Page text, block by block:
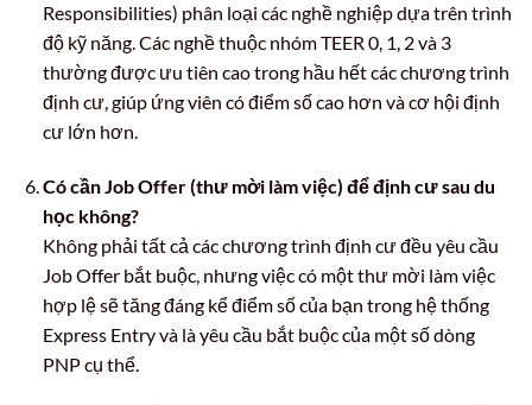
Responsibilities) phân loại các nghề nghiệp dựa trên trình
độ kỹ năng. Các nghề thuộc nhóm TEER 0, 1, 2 và 3
thường được ưu tiên cao trong hầu hết các chương trình
định cư, giúp ứng viên có điểm số cao hơn và cơ hội định
cư lớn hơn.
Có cần Job Offer (thư mời làm việc) để định cư sau du
học không?
Không phải tất cả các chương trình định cư đều yêu cầu
Job Offer bắt buộc, nhưng việc có một thư mời làm việc
hợp lệ sẽ tăng đáng kể điểm số của bạn trong hệ thống
Express Entry và là yêu cầu bắt buộc của một số dòng
PNP cụ thể.